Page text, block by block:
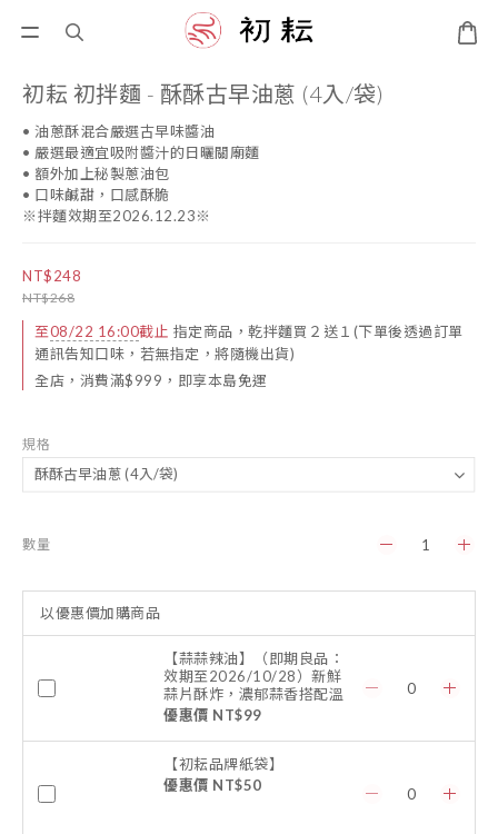
初耘 初拌麵 - 酥酥古早油蔥 (4入/袋)
• 油蔥酥混合嚴選古早味醬油
• 嚴選最適宜吸附醬汁的日曬關廟麵
• 額外加上秘製蔥油包
• 口味鹹甜，口感酥脆
※拌麵效期至2026.12.23※
NT$248
NT$268
至08/22 16:00截止 指定商品，乾拌麵買２送１(下單後透過訂單
通訊告知口味，若無指定，將隨機出貨)
全店，消費滿$999，即享本島免運
規格
數量
以優惠價加購商品
【蒜蒜辣油】（即期良品：
效期至2026/10/28）新鮮
蒜片酥炸，濃郁蒜香搭配溫
潤辣感
優惠價 NT$99
【初耘品牌紙袋】
優惠價 NT$50